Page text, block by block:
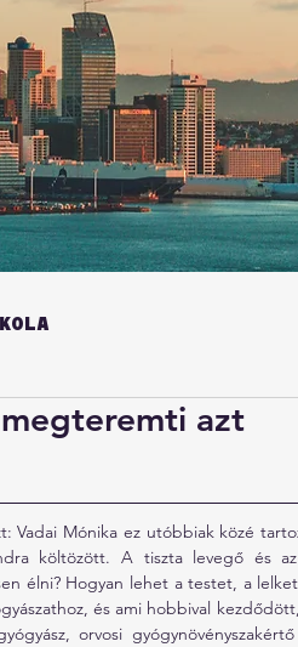
azt
Vadai Mónika ez utóbbiak közé
költözött. A tiszta levegő és
élni? Hogyan lehet a testet, a
és ami hobbival
orvosi